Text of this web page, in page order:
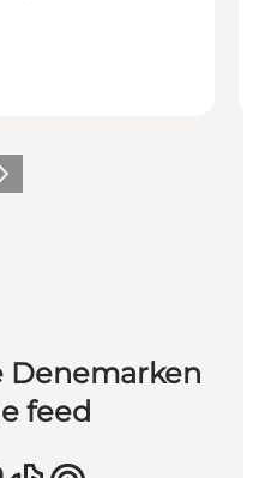
Denemarken
feed